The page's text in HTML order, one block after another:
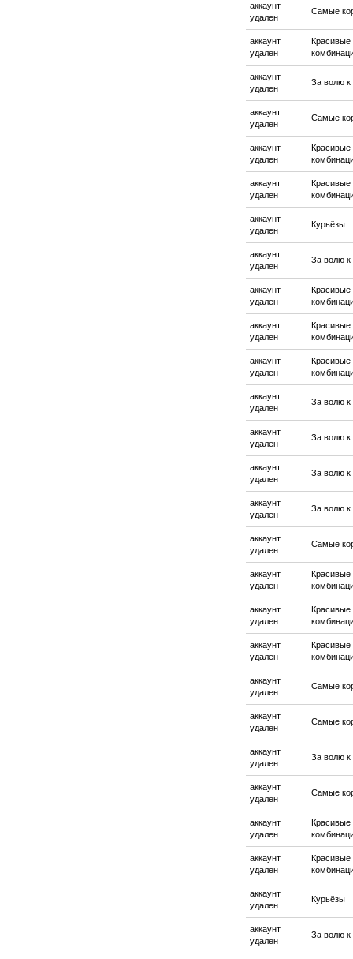
аккаунт
удален
Самые
аккаунт
удален
Красивые
аккаунт
удален
За волю к
аккаунт
удален
Самые
аккаунт
удален
Красивые
аккаунт
удален
Красивые
аккаунт
удален
Курьёзы
аккаунт
удален
За волю к
аккаунт
удален
Красивые
аккаунт
удален
Красивые
аккаунт
удален
Красивые
аккаунт
удален
За волю к
аккаунт
удален
За волю к
аккаунт
удален
За волю к
аккаунт
удален
За волю к
аккаунт
удален
Самые
аккаунт
удален
Красивые
аккаунт
удален
Красивые
аккаунт
удален
Красивые
аккаунт
удален
Самые
аккаунт
удален
Самые
аккаунт
удален
За волю к
аккаунт
удален
Самые
аккаунт
удален
Красивые
аккаунт
удален
Красивые
аккаунт
удален
Курьёзы
аккаунт
удален
За волю к